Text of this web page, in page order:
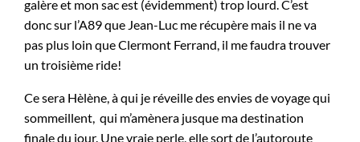
galère et mon sac est (évidemment) trop lourd. C’est
donc sur l’A89 que Jean-Luc me récupère mais il ne va
pas plus loin que Clermont Ferrand, il me faudra trouver
un troisième ride!
Ce sera Hèlène, à qui je réveille des envies de voyage qui
sommeillent, qui m’amènera jusque ma destination
finale du jour. Une vraie perle, elle sort de l’autoroute